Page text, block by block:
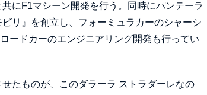
にF1マシーン開発を行う。同時にパンテーラ
リ』を創立し、フォーミュラカーのシャーシ
ードカーのエンジニアリング開発も行ってい
たものが、このダラーラ ストラダーレなの